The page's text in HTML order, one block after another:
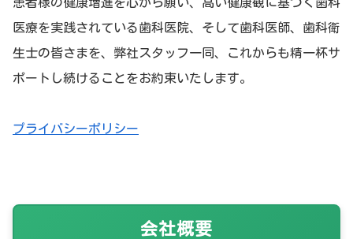
患者様の健康増進を心から願い、高い健康観に基づく歯科
医療を実践されている歯科医院、そして歯科医師、歯科衛
生士の皆さまを、弊社スタッフ一同、これからも精一杯サ
ポートし続けることをお約束いたします。
プライバシーポリシー
会社概要